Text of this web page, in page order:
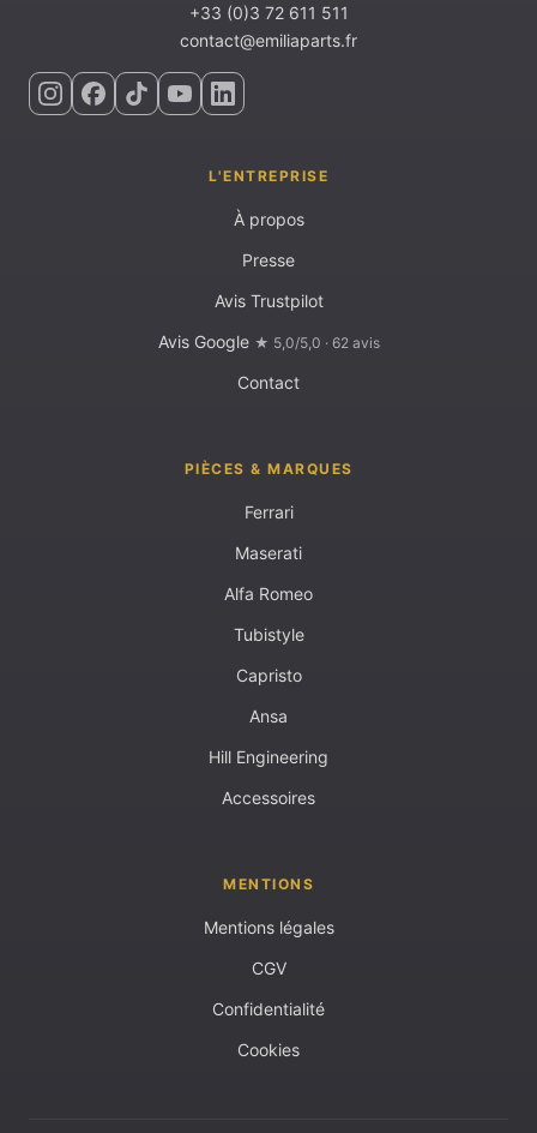
+33 (0)3 72 611 511
contact@emiliaparts.fr
L'ENTREPRISE
À propos
Presse
Avis Trustpilot
Avis Google ★ 5,0/5,0 · 62 avis
Contact
PIÈCES & MARQUES
Ferrari
Maserati
Alfa Romeo
Tubistyle
Capristo
Ansa
Hill Engineering
Accessoires
MENTIONS
Mentions légales
CGV
Confidentialité
Cookies